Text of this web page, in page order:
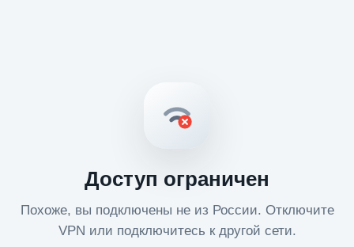
Доступ ограничен
Похоже, вы подключены не из России. Отключите
VPN или подключитесь к другой сети.